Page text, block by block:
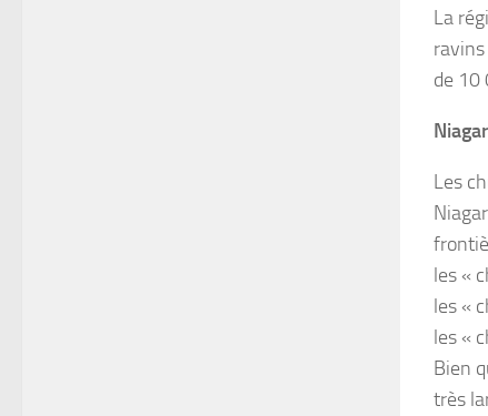
La
de 10
Les
les «
les «
les «
Bien
très